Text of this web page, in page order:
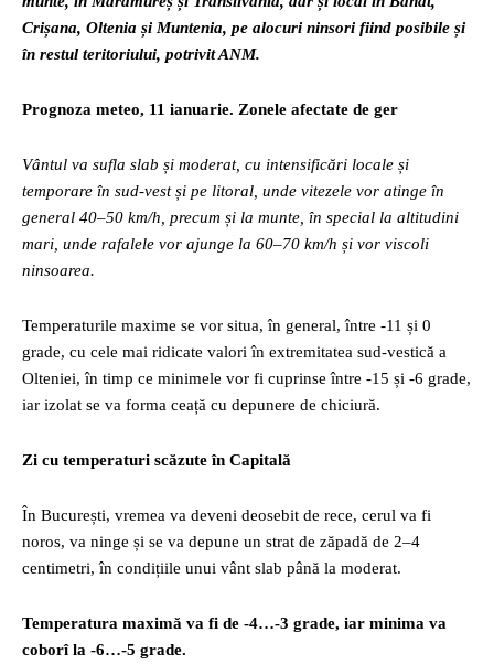
Crișana, Oltenia și Muntenia, pe alocuri ninsori fiind posibile și
în restul teritoriului, potrivit ANM.
Prognoza meteo, 11 ianuarie. Zonele afectate de ger
Vântul va sufla slab și moderat, cu intensificări locale și
temporare în sud-vest și pe litoral, unde vitezele vor atinge în
general 40–50 km/h, precum și la munte, în special la altitudini
mari, unde rafalele vor ajunge la 60–70 km/h și vor viscoli
ninsoarea.
Temperaturile maxime se vor situa, în general, între -11 și 0
grade, cu cele mai ridicate valori în extremitatea sud-vestică a
Olteniei, în timp ce minimele vor fi cuprinse între -15 și -6 grade,
iar izolat se va forma ceață cu depunere de chiciură.
Zi cu temperaturi scăzute în Capitală
În București, vremea va deveni deosebit de rece, cerul va fi
noros, va ninge și se va depune un strat de zăpadă de 2–4
centimetri, în condițiile unui vânt slab până la moderat.
Temperatura maximă va fi de -4…-3 grade, iar minima va
coborî la -6…-5 grade.